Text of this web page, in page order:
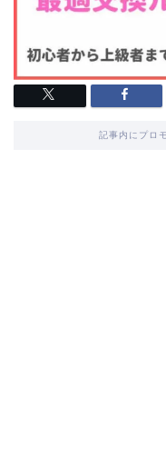
記事内にプロ